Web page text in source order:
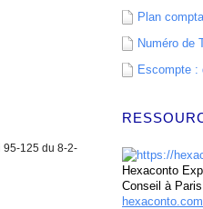
95-125 du 8-2-
Plan
Numéro de
Escompte :
Hexaconto
Conseil à
hexaconto.com